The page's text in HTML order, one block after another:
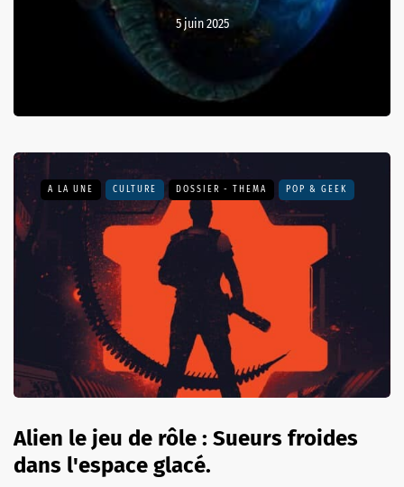
5 juin 2025
A LA UNE CULTURE DOSSIER - THEMA POP & GEEK
Alien le jeu de rôle : Sueurs froides
dans l'espace glacé.